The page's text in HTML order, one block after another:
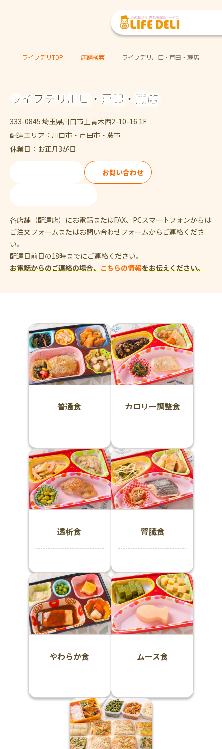
ライフデリTOP 店舗検索 ライフデリ川口・戸田・蕨店
ライフデリ川口・戸田・蕨店
333-0845 埼玉県川口市上青木西2-10-16 1F
配達エリア：川口市・戸田市・蕨市
休業日：お正月3が日
お問い合わせ
各店舗（配達店）にお電話またはFAX、PCスマートフォンからは
ご注文フォームまたはお問い合わせフォームからご連絡くださ
い。
配達日前日の18時までにご連絡ください。
お電話からのご連絡の場合、 こちらの情報をお伝えください。
普通食 カロリー調整食
透析食 腎臓食
やわらか食 ムース食